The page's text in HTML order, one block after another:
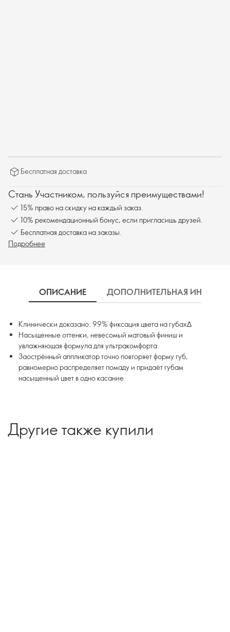
Бесплатная доставка
Стань Участником, пользуйся преимуществами!
15% право на скидку на каждый заказ.
10% рекомендационный бонус, если пригласишь друзей.
Бесплатная доставка на заказы.
Подробнее
ОПИСАНИЕ ДОПОЛНИТЕЛЬНАЯ
Клинически доказано: 99% фиксация цвета на губахΔ
Насыщенные оттенки, невесомый матовый финиш и
увлажняющая формула для ультракомфорта
Заострённый аппликатор точно повторяет форму губ,
равномерно распределяет помаду и придаёт губам
насыщенный цвет в одно касание
Другие также купили